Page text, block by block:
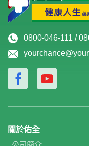
0800-046-111 /
關於佑全